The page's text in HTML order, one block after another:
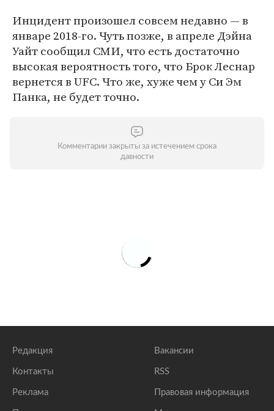
Инцидент произошел совсем недавно — в
январе 2018-го. Чуть позже, в апреле Дэйна
Уайт сообщил СМИ, что есть достаточно
высокая вероятность того, что Брок Леснар
вернется в UFC. Что же, хуже чем у Си Эм
Панка, не будет точно.
Комментарии закрыты за истечением срока
давности
Редакция
Контакты
Реклама
Вакансии
RSS
Правовая информация